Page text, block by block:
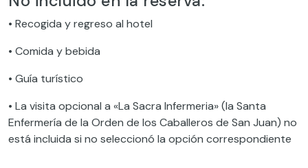
• Recogida y regreso al hotel
• Comida y bebida
• Guía turístico
• La visita opcional a «La Sacra Infermeria» (la Santa
Enfermería de la Orden de los Caballeros de San Juan) no
está incluida si no seleccionó la opción correspondiente